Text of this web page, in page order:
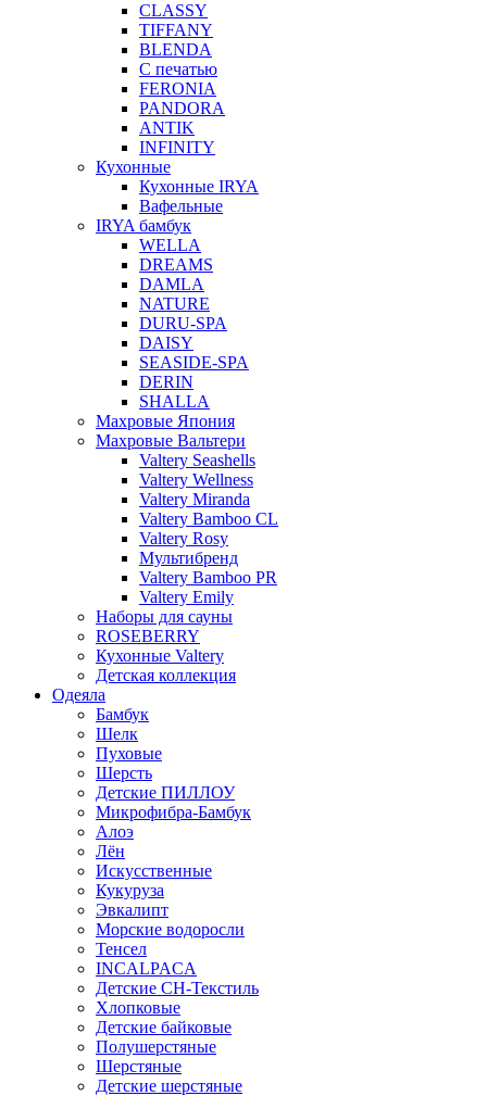
CLASSY
TIFFANY
BLENDA
С печатью
FERONIA
PANDORA
ANTIK
INFINITY
Кухонные
Кухонные IRYA
Вафельные
IRYA бамбук
WELLA
DREAMS
DAMLA
NATURE
DURU-SPA
DAISY
SEASIDE-SPA
DERIN
SHALLA
Махровые Япония
Махровые Вальтери
Valtery Seashells
Valtery Wellness
Valtery Miranda
Valtery Bamboo CL
Valtery Rosy
Мультибренд
Valtery Bamboo PR
Valtery Emily
Наборы для сауны
ROSEBERRY
Кухонные Valtery
Детская коллекция
Одеяла
Бамбук
Шелк
Пуховые
Шерсть
Детские ПИЛЛОУ
Микрофибра-Бамбук
Алоэ
Лён
Искусственные
Кукуруза
Эвкалипт
Морские водоросли
Тенсел
INCALPACA
Детские СН-Текстиль
Хлопковые
Детские байковые
Полушерстяные
Шерстяные
Детские шерстяные